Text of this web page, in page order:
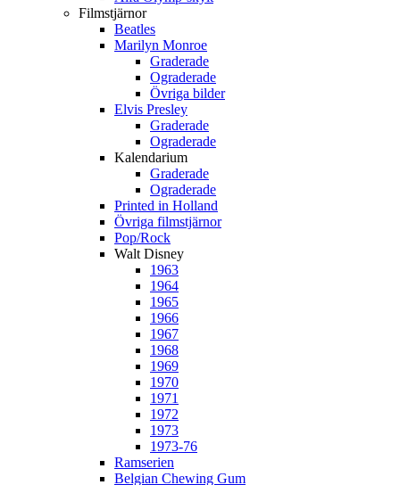
Filmstjärnor
Beatles
Marilyn Monroe
Graderade
Ograderade
Övriga bilder
Elvis Presley
Graderade
Ograderade
Kalendarium
Graderade
Ograderade
Printed in Holland
Övriga filmstjärnor
Pop/Rock
Walt Disney
1963
1964
1965
1966
1967
1968
1969
1970
1971
1972
1973
1973-76
Ramserien
Belgian Chewing Gum